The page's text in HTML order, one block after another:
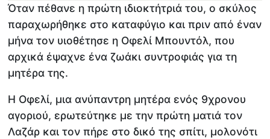
Όταν πέθανε η πρώτη ιδιοκτήτριά του, ο σκύλος
παραχωρήθηκε στο καταφύγιο και πριν από έναν
μήνα τον υιοθέτησε η Οφελί Μπουντόλ, που
αρχικά έψαχνε ένα ζωάκι συντροφιάς για τη
μητέρα της.
Η Οφελί, μια ανύπαντρη μητέρα ενός 9χρονου
αγοριού, ερωτεύτηκε με την πρώτη ματιά τον
Λαζάρ και τον πήρε στο δικό της σπίτι, μολονότι